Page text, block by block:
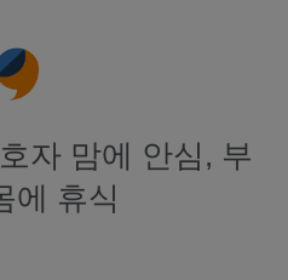
자 맘에 안심, 부
에 휴식